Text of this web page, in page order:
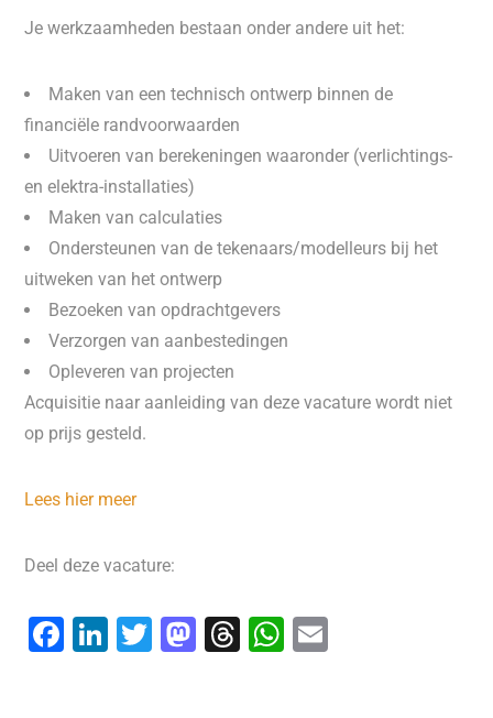
Je werkzaamheden bestaan onder andere uit het:
Maken van een technisch ontwerp binnen de
financiële randvoorwaarden
Uitvoeren van berekeningen waaronder (verlichtings-
en elektra-installaties)
Maken van calculaties
Ondersteunen van de tekenaars/modelleurs bij het
uitweken van het ontwerp
Bezoeken van opdrachtgevers
Verzorgen van aanbestedingen
Opleveren van projecten
Acquisitie naar aanleiding van deze vacature wordt niet
op prijs gesteld.
Lees hier meer
Deel deze vacature:
F
Li T
M T
W